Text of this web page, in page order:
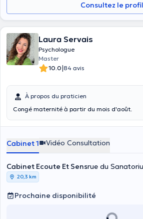
Consultez le profil
Laura Servais
Psychologue
Master
10.0|84 avis
À propos du praticien
Congé maternité à partir du mois d'août.
Cabinet 1 Vidéo Consultation
Cabinet Ecoute Et Sensrue du
20,3 km
Prochaine disponibilité